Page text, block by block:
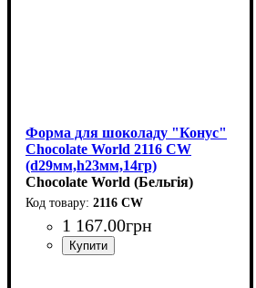
Форма для шоколаду "Конус"
Chocolate World 2116 CW
(d29мм,h23мм,14гр)
Chocolate World (Бельгія)
2116 CW
1 167.00грн